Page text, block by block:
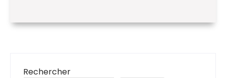
Rechercher